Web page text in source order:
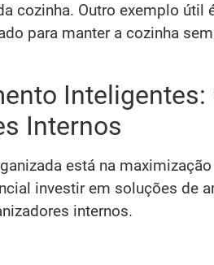
cozinha. Outro exemplo útil
para manter a cozinha
Inteligentes:
Internos
está na
investir em soluções de
internos.